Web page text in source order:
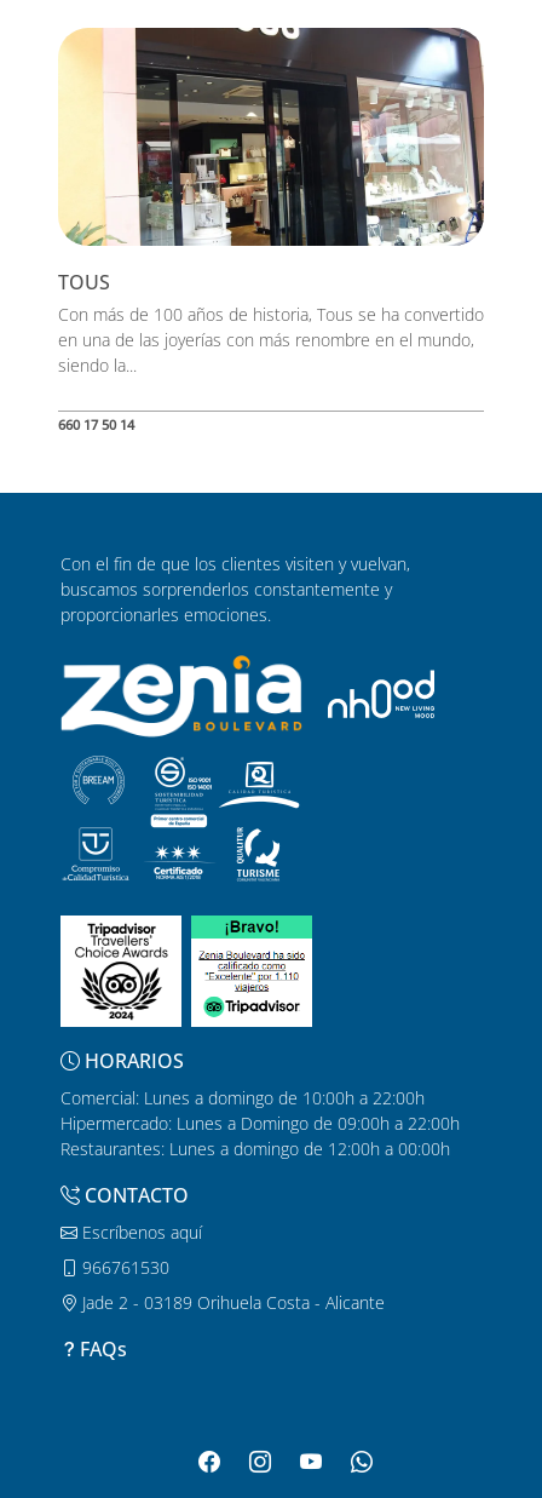
TOUS
Con más de 100 años de historia, Tous se ha convertido
en una de las joyerías con más renombre en el mundo,
siendo la...
660 17 50 14
Con el fin de que los clientes visiten y vuelvan,
buscamos sorprenderlos constantemente y
proporcionarles emociones.
HORARIOS
Comercial: Lunes a domingo de 10:00h a 22:00h
Hipermercado: Lunes a Domingo de 09:00h a 22:00h
Restaurantes: Lunes a domingo de 12:00h a 00:00h
CONTACTO
Escríbenos aquí
966761530
Jade 2 - 03189 Orihuela Costa - Alicante
FAQs